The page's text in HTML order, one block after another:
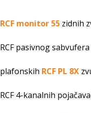
RCF monitor 55 zidnih
RCF pasivnog sabvufera
plafonskih RCF PL 8X
RCF 4-kanalnih